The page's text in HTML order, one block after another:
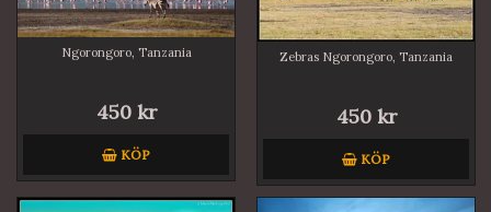
Ngorongoro, Tanzania
450 kr
KÖP
Zebras Ngorongoro, Tanzania
450 kr
KÖP